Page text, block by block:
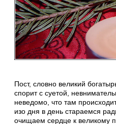
Пост, словно великий
спорит с суетой,
неведомо, что там
изо дня в день стараемся
очищаем сердце к великому